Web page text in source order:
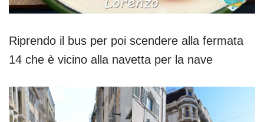
Riprendo il bus per poi scendere alla fermata
14 che è vicino alla navetta per la nave